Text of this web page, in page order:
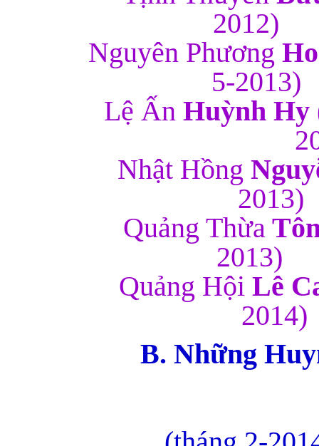
Nguyên Phương
5-
Lệ Ấn Huỳnh Hy
Nhật Hồng
Quảng Thừa
Quảng Hội Lê
B. Những